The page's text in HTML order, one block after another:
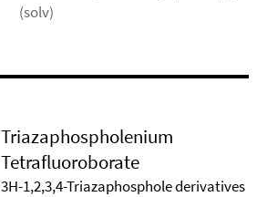
(solv)
Triazaphospholenium
Tetrafluoroborate
3H-1,2,3,4-Triazaphosphole derivatives